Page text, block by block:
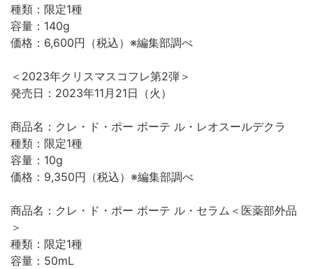
種類：限定1種
容量：140g
価格：6,600円（税込）※編集部調べ
＜2023年クリスマスコフレ第2弾＞
発売日：2023年11月21日（火）
商品名：クレ・ド・ポー ボーテ ル・レオスールデクラ
種類：限定1種
容量：10g
価格：9,350円（税込）※編集部調べ
商品名：クレ・ド・ポー ボーテ ル・セラム＜医薬部外品
＞
種類：限定1種
容量：50mL